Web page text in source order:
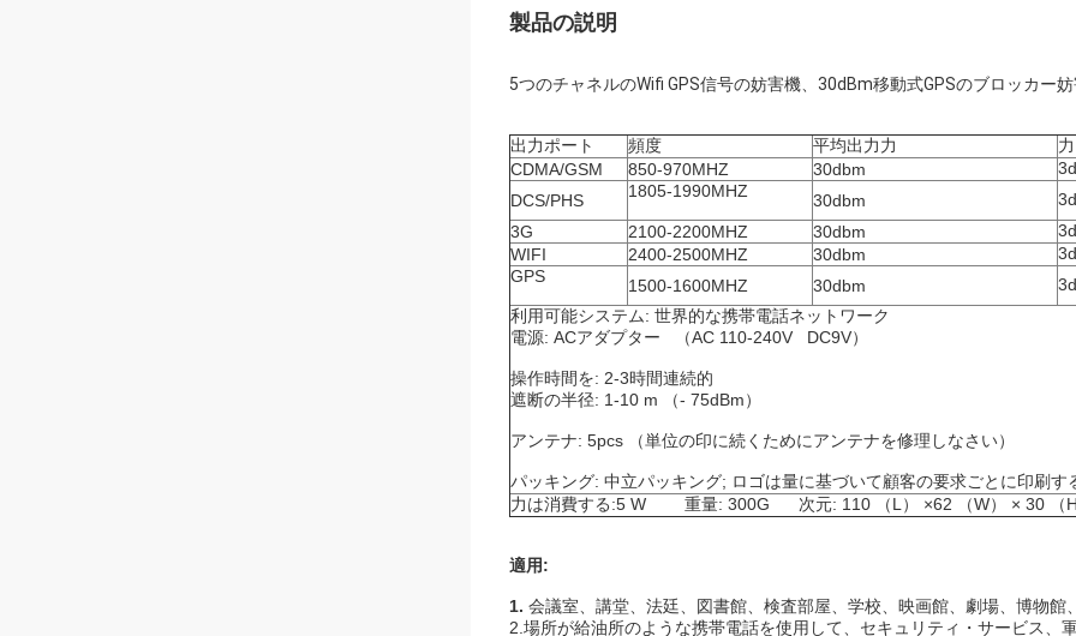
製品の説明
5つのチャネルのWifi GPS信号の妨害機、30dBm移動式GPSのブロッカー
出力ポート 頻度 平均出力力
CDMA/GSM
850-970MHZ 30dbm
DCS/PHS
1805-1990MHZ 30dbm
3G
2100-2200MHZ 30dbm
WIFI
2400-2500MHZ 30dbm
GPS
1500-1600MHZ 30dbm
利用可能システム: 世界的な携帯電話ネットワーク
電源: ACアダプター （AC 110-240V DC9V）
操作時間を: 2-3時間連続的
遮断の半径: 1-10 m （- 75dBm）
アンテナ: 5pcs （単位の印に続くためにアンテナを修理しなさい）
パッキング: 中立パッキング; ロゴは量に基づいて顧客の要求ごとに印刷す
力は消費する:5 W 重量: 300G 次元: 110 （L） ×62 （W） × 30 （
適用:
1. 会議室、講堂、法廷、図書館、検査部屋、学校、映画館、劇場、博物館
2.場所が給油所のような携帯電話を使用して、セキュリティ・サービス、